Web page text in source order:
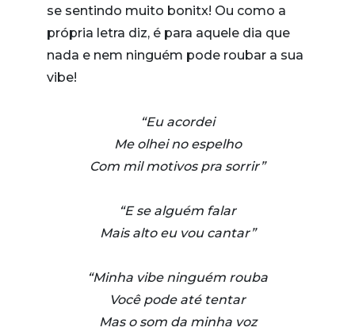
se sentindo muito bonitx! Ou como a
própria letra diz, é para aquele dia que
nada e nem ninguém pode roubar a sua
vibe!
“Eu acordei
Me olhei no espelho
Com mil motivos pra sorrir”
“E se alguém falar
Mais alto eu vou cantar”
“Minha vibe ninguém rouba
Você pode até tentar
Mas o som da minha voz